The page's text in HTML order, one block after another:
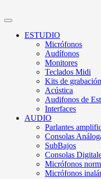
ESTUDIO
Micrófonos
Audífonos
Monitores
Teclados Midi
Kits de grabación
Acústica
Audifonos de
Interfaces
AUDIO
Parlantes
Consolas
SubBajos
Consolas
Micrófonos
Micrófonos